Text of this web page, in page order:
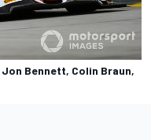
Jon Bennett, Colin Braun,